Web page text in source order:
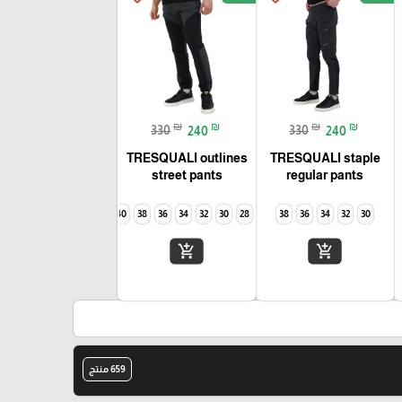
330 ₪ 240 ₪
TRESQUALI staple
regular pants
30
32
34
36
38
add_shopping_cart
330 ₪ 240 ₪
TRESQUALI outlines
street pants
28
30
32
34
36
38
40
add_shopping_cart
659 منتج